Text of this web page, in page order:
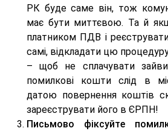
РК буде саме він, тож
має бути миттєвою. Та й
платником ПДВ і
самі, відкладати цю
– щоб не сплачувати
помилкові кошти слід в
датою повернення коштів
зареєструвати його в ЄРПН!
Письмово фіксуйте